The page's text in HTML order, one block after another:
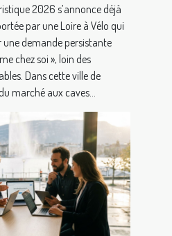
2026 s’annonce déjà
par une Loire à Vélo qui
demande persistante
chez soi », loin des
Dans cette ville de
marché aux caves...